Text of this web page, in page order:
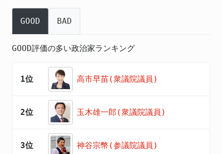
GOOD BAD
GOOD評価の多い政治家ランキング
1位 高市早苗(衆議院議員)
2位 玉木雄一郎(衆議院議員)
3位 神谷宗幣(参議院議員)